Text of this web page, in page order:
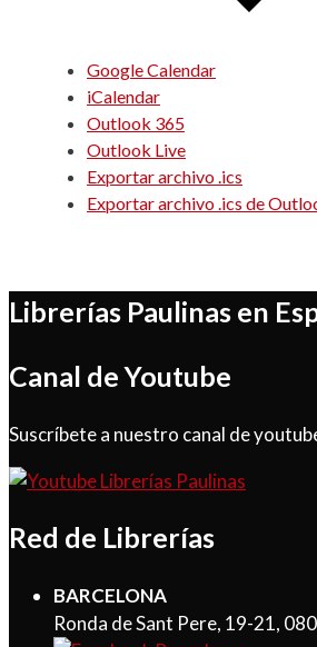
Google Calendar
iCalendar
Outlook 365
Outlook Live
Exportar archivo .ics
Exportar archivo .ics de
Librerías Paulinas en
Canal de Youtube
Suscríbete a nuestro canal de
Red de Librerías
BARCELONA
Ronda de Sant Pere, 19-21,